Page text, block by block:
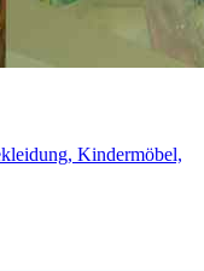
Kindermöbel,